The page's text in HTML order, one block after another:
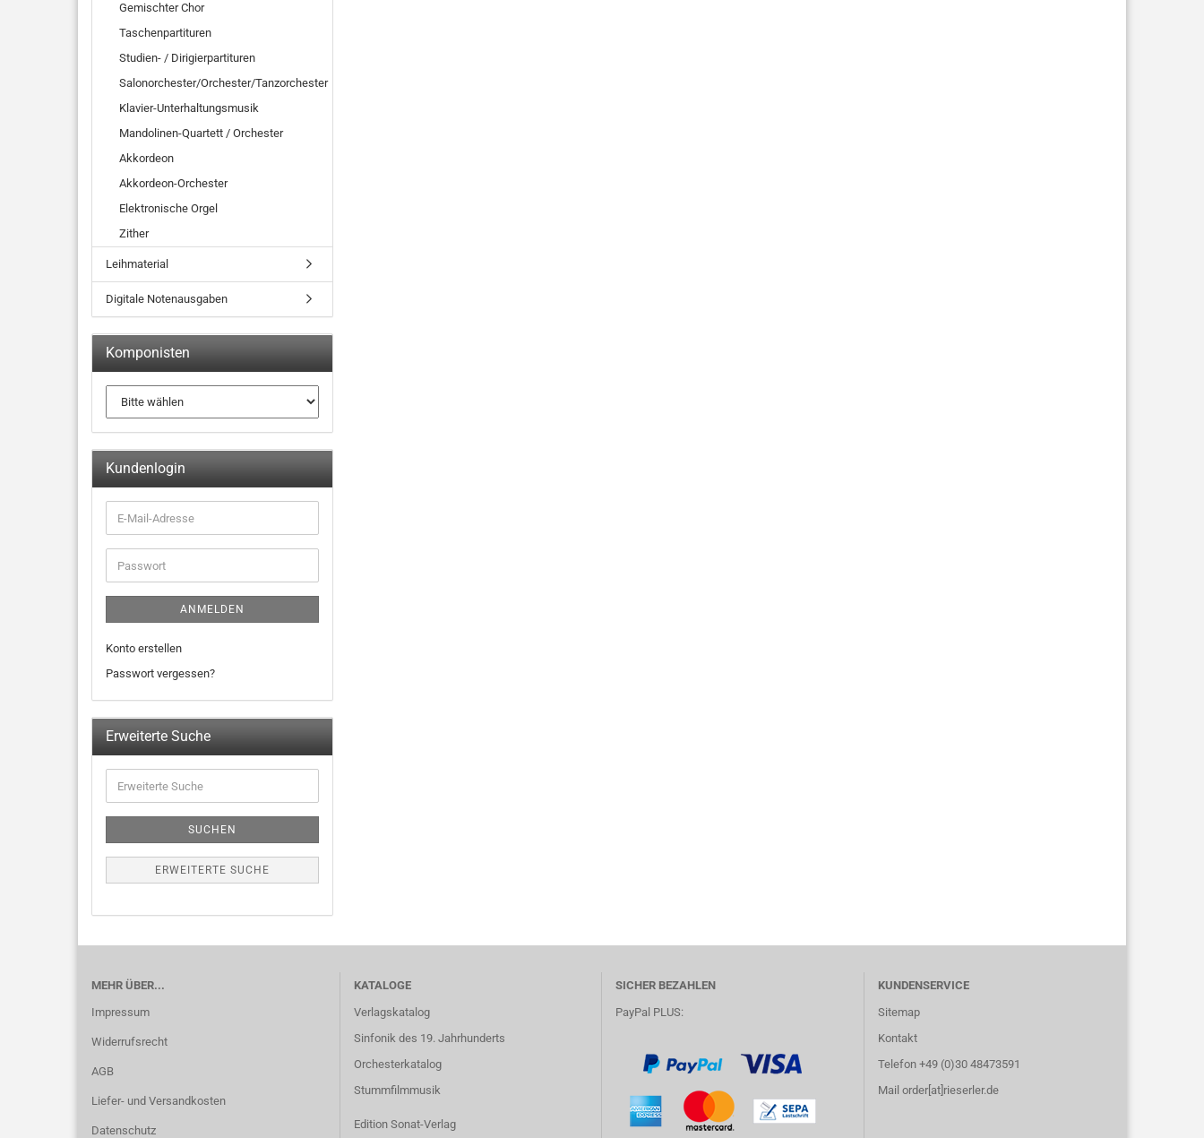
Gemischter Chor
Taschenpartituren
Studien- / Dirigierpartituren
Salonorchester/Orchester/Tanzorchester
Klavier-Unterhaltungsmusik
Mandolinen-Quartett / Orchester
Akkordeon
Akkordeon-Orchester
Elektronische Orgel
Zither
Leihmaterial
Digitale Notenausgaben
Komponisten
Kundenlogin
ANMELDEN
Konto erstellen
Passwort vergessen?
Erweiterte Suche
SUCHEN
ERWEITERTE SUCHE
MEHR ÜBER...
Impressum
Widerrufsrecht
AGB
Liefer- und Versandkosten
Datenschutz
KATALOGE
Verlagskatalog
Sinfonik des 19. Jahrhunderts
Orchesterkatalog
Stummfilmmusik
Edition Sonat-Verlag
SICHER BEZAHLEN
PayPal PLUS:
KUNDENSERVICE
Sitemap
Kontakt
Telefon +49 (0)30 48473591
Mail order[at]rieserler.de